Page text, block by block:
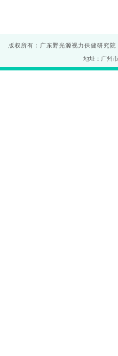
版权所有：广东野光源视力保健研究院
地址：广州